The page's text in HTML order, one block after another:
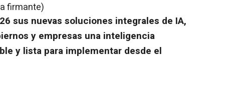
firmante)
sus nuevas soluciones integrales de IA,
y empresas una inteligencia
y lista para implementar desde el